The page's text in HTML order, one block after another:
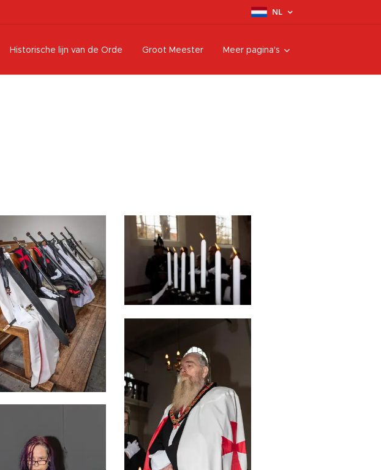
NL
Historische lijn van de Orde Groot Meester Meer pagina's